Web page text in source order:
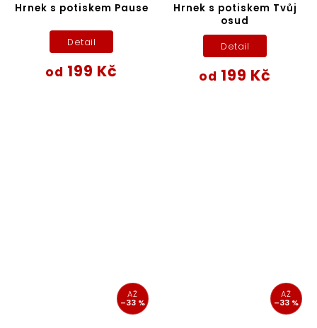
Hrnek s potiskem Pause
od 199 Kč
Detail
Hrnek s potiskem Tvůj
osud
od 199 Kč
Detail
AŽ
–33 %
AŽ
–33 %